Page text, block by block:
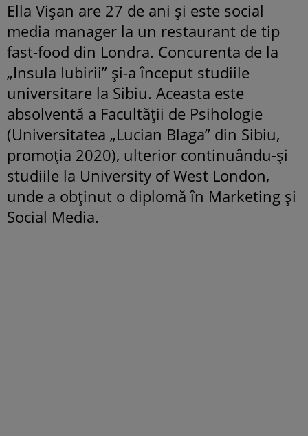
Ella Vișan are 27 de ani și este social
media manager la un restaurant de tip
fast-food din Londra. Concurenta de la
„Insula Iubirii” și-a început studiile
universitare la Sibiu. Aceasta este
absolventă a Facultății de Psihologie
(Universitatea „Lucian Blaga” din Sibiu,
promoția 2020), ulterior continuându-și
studiile la University of West London,
unde a obținut o diplomă în Marketing și
Social Media.